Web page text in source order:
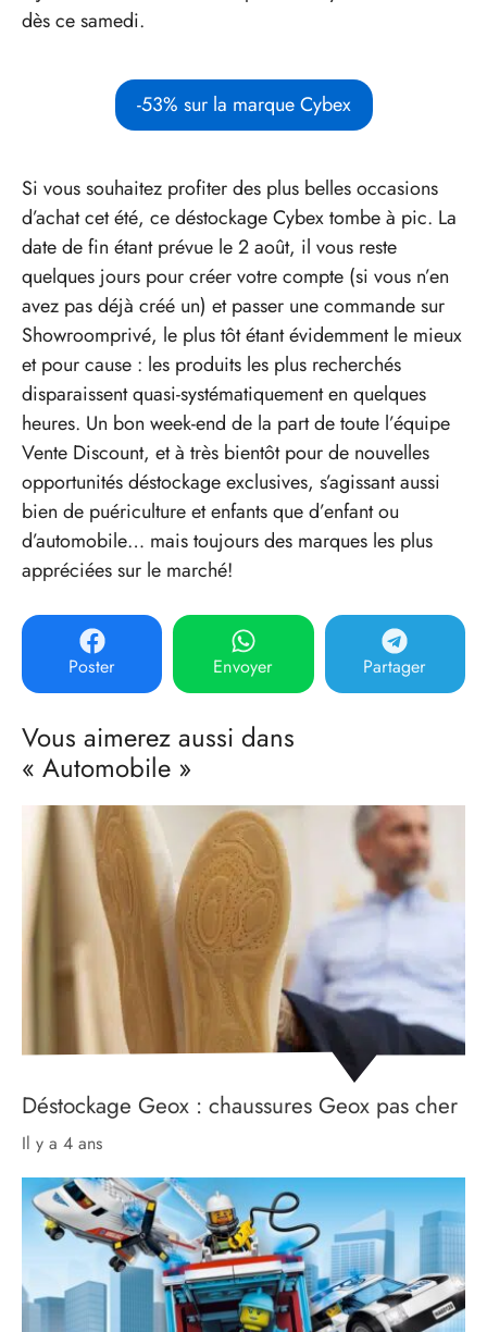
dès ce samedi.
-53% sur la marque Cybex
Si vous souhaitez profiter des plus belles occasions
d’achat cet été, ce déstockage Cybex tombe à pic. La
date de fin étant prévue le 2 août, il vous reste
quelques jours pour créer votre compte (si vous n’en
avez pas déjà créé un) et passer une commande sur
Showroomprivé, le plus tôt étant évidemment le mieux
et pour cause : les produits les plus recherchés
disparaissent quasi-systématiquement en quelques
heures. Un bon week-end de la part de toute l’équipe
Vente Discount, et à très bientôt pour de nouvelles
opportunités déstockage exclusives, s’agissant aussi
bien de puériculture et enfants que d’enfant ou
d’automobile… mais toujours des marques les plus
appréciées sur le marché!
Poster Envoyer Partager
Vous aimerez aussi dans
« Automobile »
Déstockage Geox : chaussures Geox pas cher
il y a 4 ans